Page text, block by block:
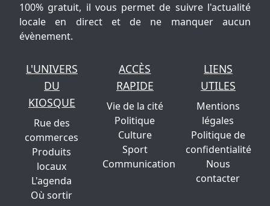
100% gratuit, il vous permet de suivre l'actualité
locale en direct et de ne manquer aucun
évènement.
L'UNIVERS
DU
KIOSQUE
Rue des
commerces
Produits
locaux
L'agenda
Où sortir
ACCÈS
RAPIDE
Vie de la cité
Politique
Culture
Sport
Communication
LIENS
UTILES
Mentions
légales
Politique de
confidentialité
Nous
contacter